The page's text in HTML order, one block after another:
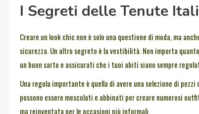
I Segreti delle Tenute
Creare un look chic non è solo una questione di moda, ma
sicurezza. Un altro segreto è la vestibilità. Non importa
un buon sarto e assicurati che i tuoi abiti siano sempre
Una regola importante è quella di avere una selezione di
possono essere mescolati e abbinati per creare numerosi
ma reinventata per le occasioni più informali.